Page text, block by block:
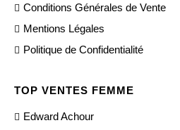
Conditions Générales de Vente
Mentions Légales
Politique de Confidentialité
TOP VENTES FEMME
Edward Achour